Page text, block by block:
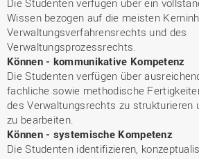
Wissen bezogen auf die meisten
Verwaltungsverfahrensrechts und des
Verwaltungsprozessrechts.
Können - kommunikative Kompetenz
Die Studenten verfügen über
fachliche sowie methodische
des Verwaltungsrechts zu strukturieren
zu bearbeiten.
Können - systemische Kompetenz
Die Studenten identifizieren,